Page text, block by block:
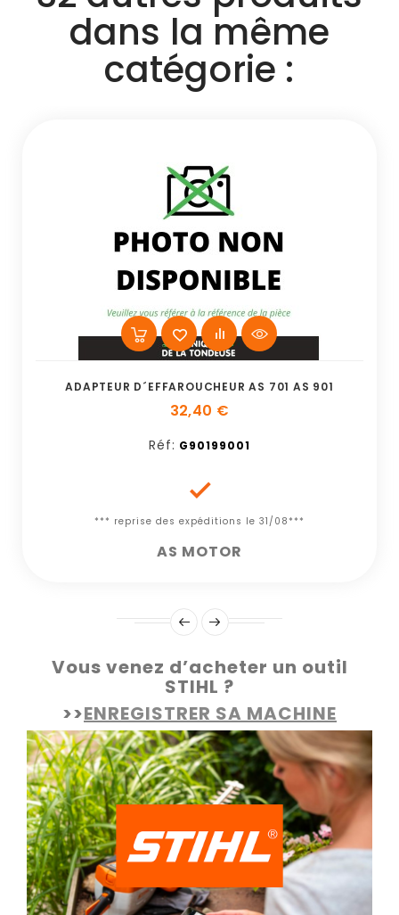
dans la même
catégorie :
ADAPTEUR D´EFFAROUCHEUR AS 701 AS 901
32,40 €
Réf: G90199001

*** reprise des expéditions le 31/08***
AS MOTOR
Vous venez d’acheter un outil
STIHL ?
>>ENREGISTRER SA MACHINE